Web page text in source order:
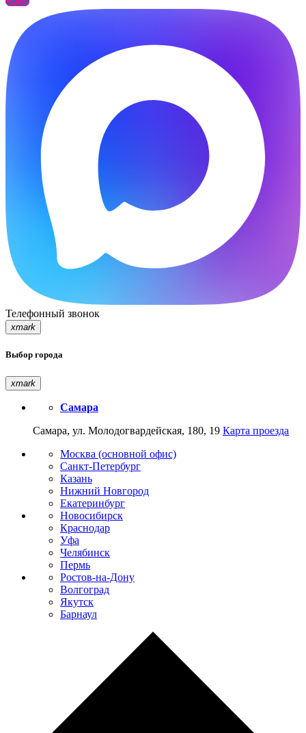
Телефонный звонок
xmark
Выбор города
xmark
Самара
Самара, ул. Молодогвардейская, 180, 19 Карта проезда
Москва (основной офис)
Санкт-Петербург
Казань
Нижний Новгород
Екатеринбург
Новосибирск
Краснодар
Уфа
Челябинск
Пермь
Ростов-на-Дону
Волгоград
Якутск
Барнаул